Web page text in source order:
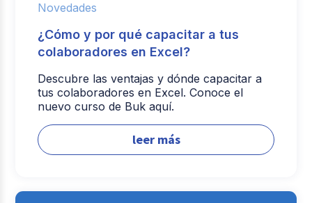
Novedades
¿Cómo y por qué capacitar a tus
colaboradores en Excel?
Descubre las ventajas y dónde capacitar a
tus colaboradores en Excel. Conoce el
nuevo curso de Buk aquí.
leer más